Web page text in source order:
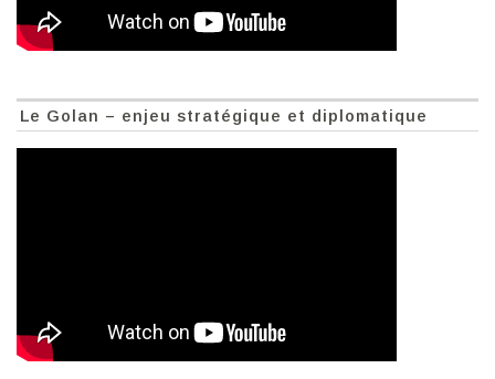
Le Golan – enjeu stratégique et diplomatique